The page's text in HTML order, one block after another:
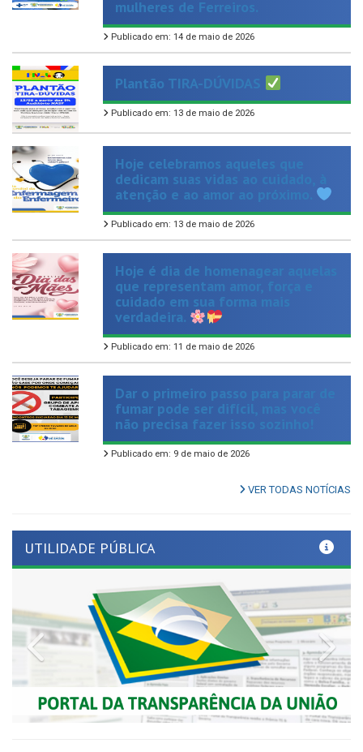
Publicado em: 14 de maio de 2026
Plantão TIRA-DÚVIDAS
Publicado em: 13 de maio de 2026
Hoje celebramos aqueles que
dedicam suas vidas ao cuidado, à
atenção e ao amor ao próximo.
Publicado em: 13 de maio de 2026
Hoje é dia de homenagear aquelas
que representam amor, força e
cuidado em sua forma mais
verdadeira.
Publicado em: 11 de maio de 2026
Dar o primeiro passo para parar de
fumar pode ser difícil, mas você
não precisa fazer isso sozinho!
Publicado em: 9 de maio de 2026
VER TODAS NOTÍCIAS
Previous